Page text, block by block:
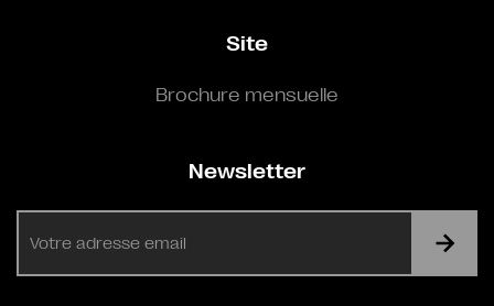
Site
Brochure mensuelle
Newsletter